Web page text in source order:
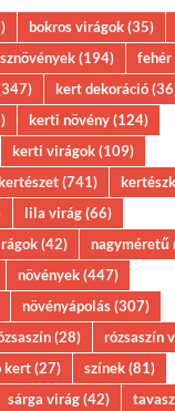
bokros virágok(35)
(194) fehér
kert dekoráció
kerti növény(124)
kerti virágok(109)
(741)
lila virág(66)
(42) nagyméretű
növények(447)
növényápolás(307)
(28) rózsaszín
kert(27) színek(81)
sárga virág(42)